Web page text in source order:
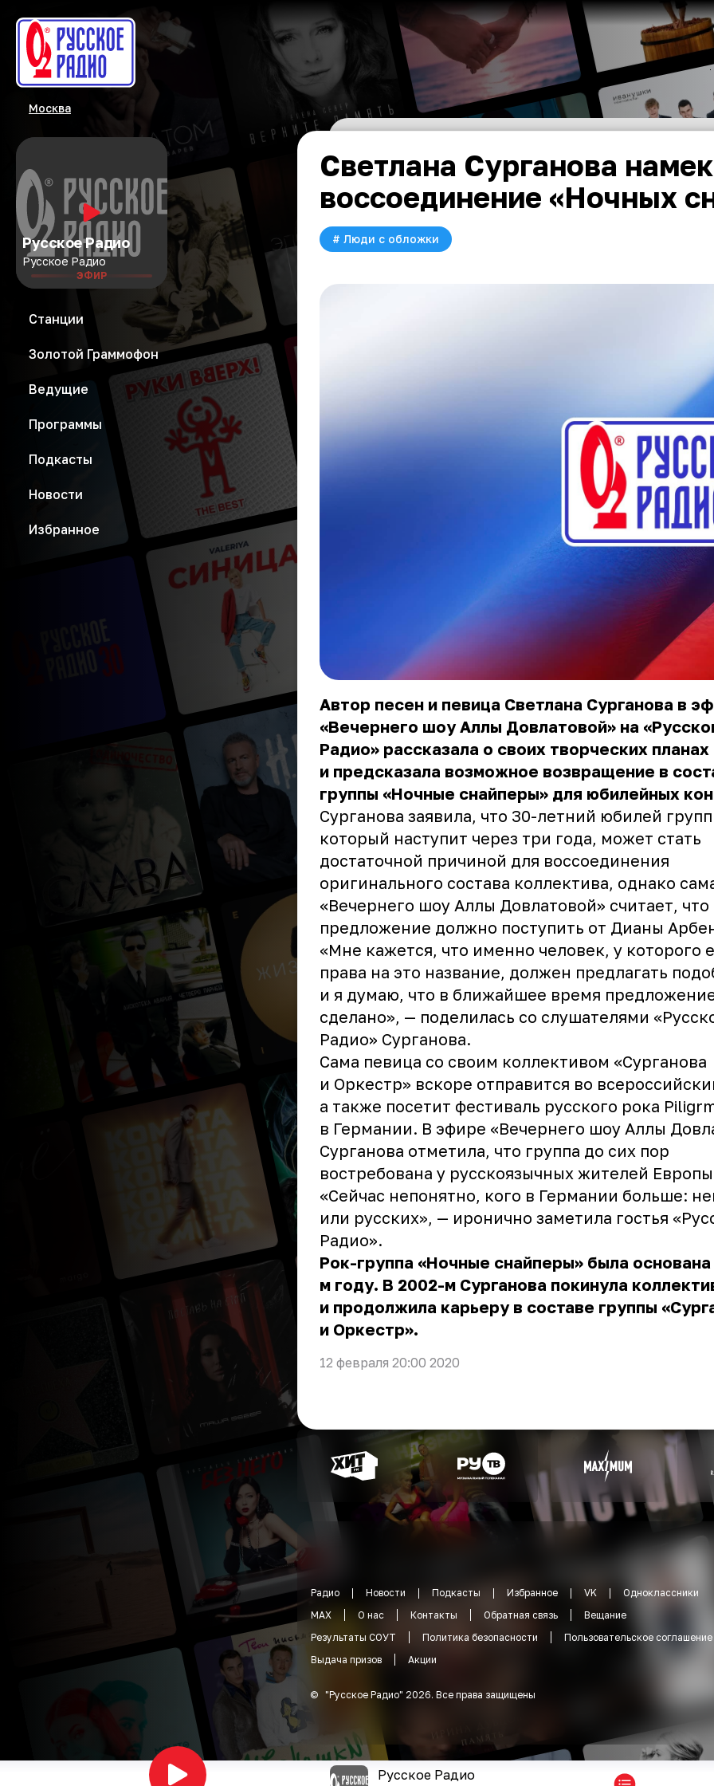
Москва
Русское Радио
Русское Радио
ЭФИР
Станции
Золотой Граммофон
Ведущие
Программы
Подкасты
Новости
Избранное
Светлана Сурганова
воссоединение «Ночных
# Люди с обложки
Автор песен и певица Светлана Сурганова в
«Вечернего шоу Аллы Довлатовой» на
Радио» рассказала о своих творческих планах
и предсказала возможное возвращение в
группы «Ночные снайперы» для юбилейных
Сурганова заявила, что 30-летний юбилей
который наступит через три года, может стать
достаточной причиной для воссоединения
оригинального состава коллектива, однако
«Вечернего шоу Аллы Довлатовой» считает, что
предложение должно поступить от Дианы
«Мне кажется, что именно человек, у которого
права на это название, должен предлагать
и я думаю, что в ближайшее время
сделано», — поделилась со слушателями
Радио» Сурганова.
Сама певица со своим коллективом «Сурганова
и Оркестр» вскоре отправится во
а также посетит фестиваль русского рока
в Германии. В эфире «Вечернего шоу Аллы
Сурганова отметила, что группа до сих пор
востребована у русскоязычных жителей
«Сейчас непонятно, кого в Германии больше:
или русских», — иронично заметила гостья
Радио».
Рок-группа «Ночные снайперы» была
м году. В 2002-м Сурганова покинула
и продолжила карьеру в составе группы
и Оркестр».
12 февраля 20:00 2020
Радио Новости Подкасты Избранное VK
Одноклассники
MAX
О нас Контакты Обратная связь
Вещание
Результаты СОУТ
Политика безопасности
Пользовательское соглашение
Выдача призов
Акции
© "Русское Радио" 2026. Все права защищены
Русское Радио